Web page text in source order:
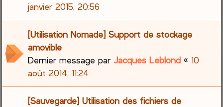
janvier 2015, 20:56
[Utilisation Nomade] Support de stockage
amovible
Dernier message parJacques Leblond « 10
août 2014, 11:24
[Sauvegarde] Utilisation des fichiers de